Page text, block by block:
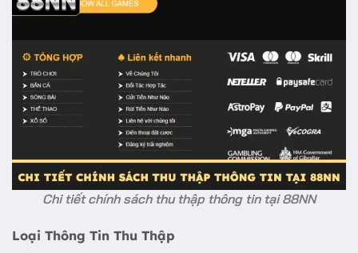
Chi tiết chính sách thu thập thông tin tại 88NN
Loại Thông Tin Thu Thập